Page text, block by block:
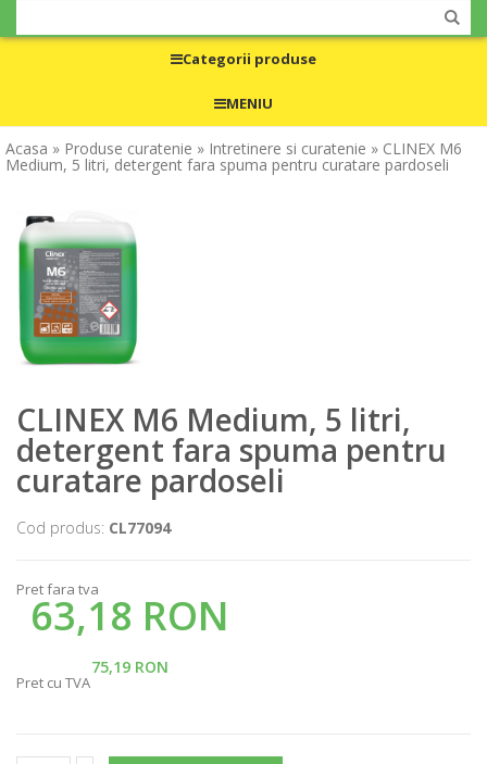
Categorii produse
MENIU
Acasa » Produse curatenie » Intretinere si curatenie » CLINEX M6
Medium, 5 litri, detergent fara spuma pentru curatare pardoseli
CLINEX M6 Medium, 5 litri,
detergent fara spuma pentru
curatare pardoseli
Cod produs: CL77094
Pret fara tva
63,18 RON
75,19 RON
Pret cu TVA